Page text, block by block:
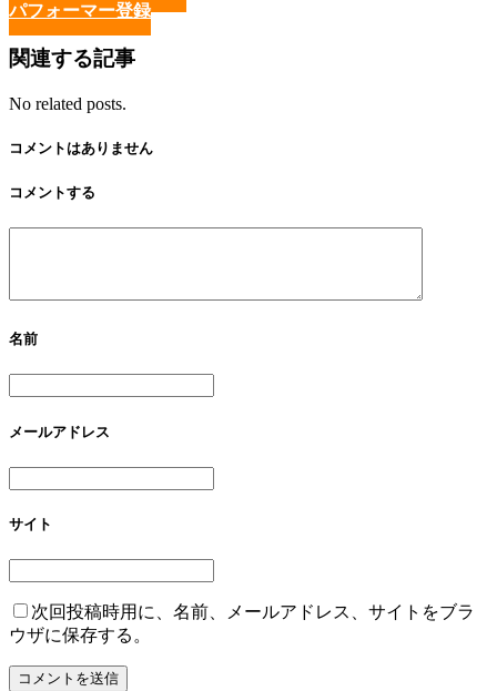
パフォーマー登録
関連する記事
No related posts.
コメントはありません
コメントする
名前
メールアドレス
サイト
次回投稿時用に、名前、メールアドレス、サイトをブラ
ウザに保存する。